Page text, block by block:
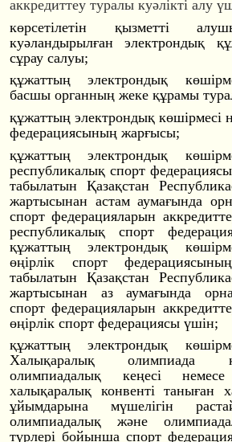
аккредиттеу туралы куәлікті алу
көрсетілетін қызметті
куәландырылған электрондық
сұрау салуы;
құжаттың электрондық
басшы органның жеке құрамы
құжаттың электрондық көшірмесі
федерациясының жарғысы;
құжаттың электрондық
республикалық спорт
табылатын Қазақстан
жартысынан астам аумағында
спорт федерацияларын
республикалық спорт
құжаттың электрондық
өңірлік спорт
табылатын Қазақстан
жартысынан аз аумағында
спорт федерацияларын
өңірлік спорт федерациясы үшін;
құжаттың электрондық
Халықаралық олимпиада
олимпиадалық кеңесі
халықаралық конвенті таныған
ұйымдарына мүшелігін
олимпиадалық және
түрлері бойынша спорт